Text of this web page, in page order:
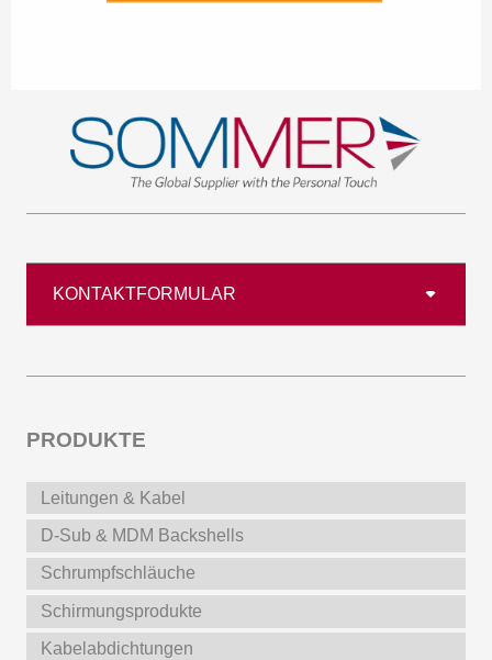
KONTAKTFORMULAR
PRODUKTE
Leitungen & Kabel
D-Sub & MDM Backshells
Schrumpfschläuche
Schirmungsprodukte
Kabelabdichtungen